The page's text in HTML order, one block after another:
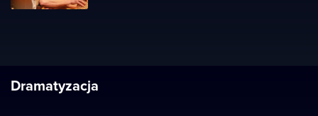
Dramatyzacja